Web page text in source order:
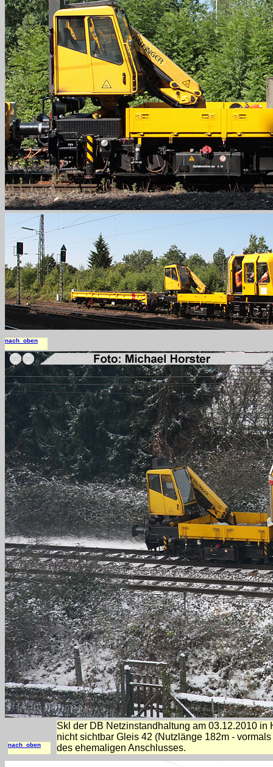
nach oben
Skl der DB Netzinstandhaltung am 03.12.2010
nicht sichtbar Gleis 42 (Nutzlänge 182m -
des ehemaligen Anschlusses.
nach oben